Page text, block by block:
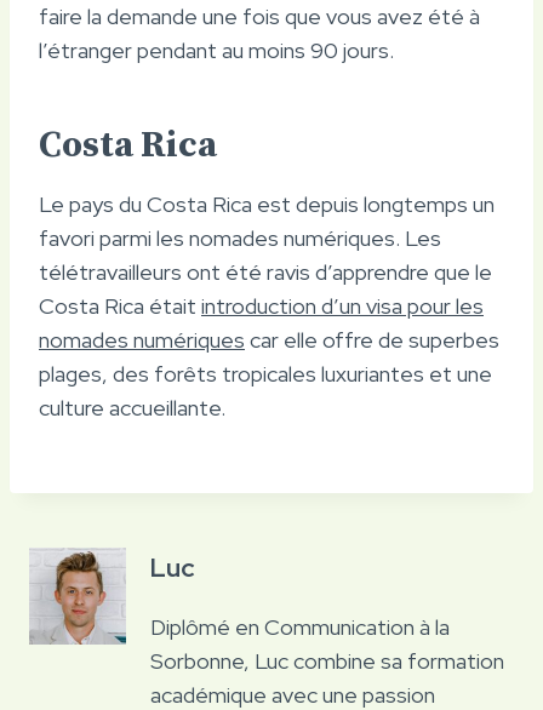
faire la demande une fois que vous avez été à
l’étranger pendant au moins 90 jours.
Costa Rica
Le pays du Costa Rica est depuis longtemps un
favori parmi les nomades numériques. Les
télétravailleurs ont été ravis d’apprendre que le
Costa Rica était introduction d’un visa pour les
nomades numériques car elle offre de superbes
plages, des forêts tropicales luxuriantes et une
culture accueillante.
Luc
Diplômé en Communication à la
Sorbonne, Luc combine sa formation
académique avec une passion